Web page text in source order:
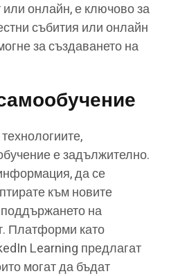
онлайн, е ключово за
събития или онлайн
за създаването на
е задължително.
да се
към новите
на
Платформи като
Learning предлагат
могат да бъдат